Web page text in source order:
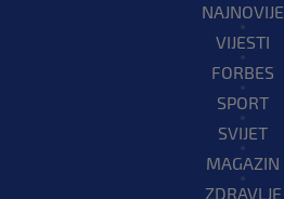
NAJNOVIJE
VIJESTI
FORBES
SPORT
SVIJET
MAGAZIN
ZDRAVLJE